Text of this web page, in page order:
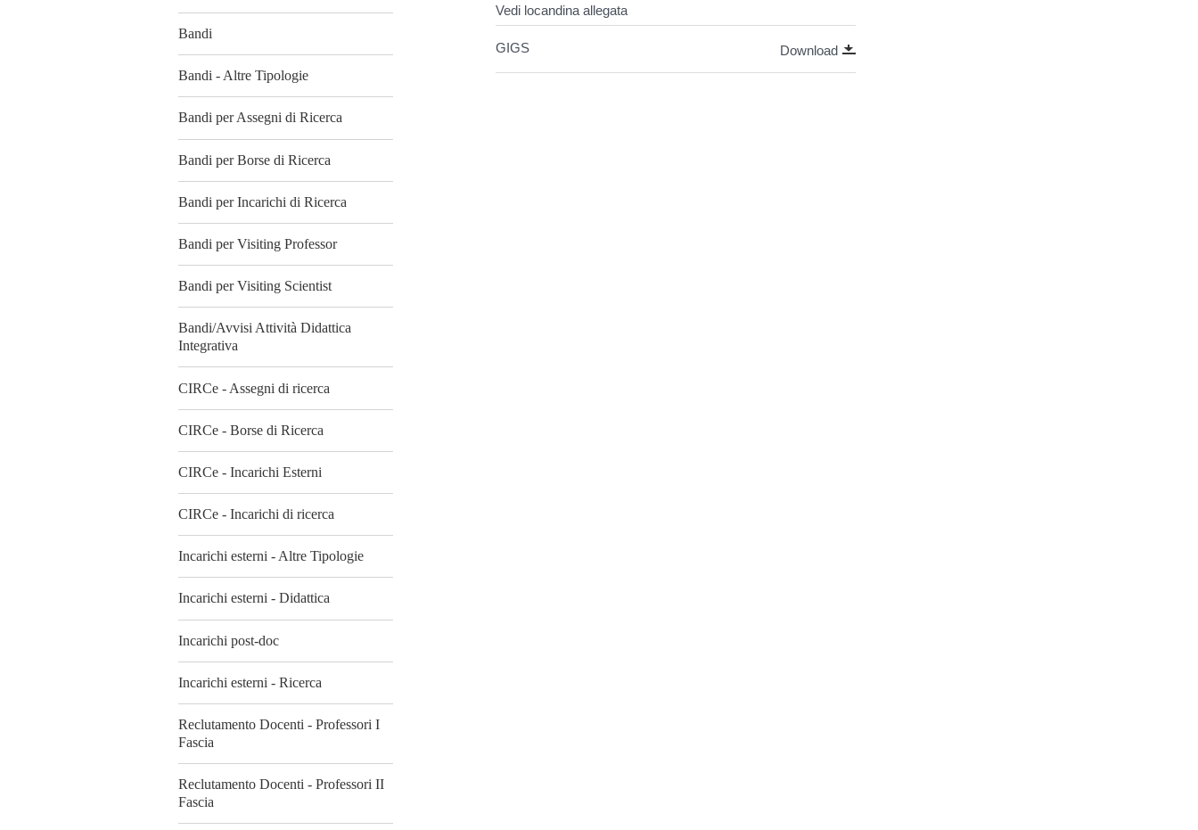
Bandi
Bandi - Altre Tipologie
Bandi per Assegni di Ricerca
Bandi per Borse di Ricerca
Bandi per Incarichi di Ricerca
Bandi per Visiting Professor
Bandi per Visiting Scientist
Bandi/Avvisi Attività Didattica
Integrativa
CIRCe - Assegni di ricerca
CIRCe - Borse di Ricerca
CIRCe - Incarichi Esterni
CIRCe - Incarichi di ricerca
Incarichi esterni - Altre Tipologie
Incarichi esterni - Didattica
Incarichi post-doc
Incarichi esterni - Ricerca
Reclutamento Docenti - Professori I
Fascia
Reclutamento Docenti - Professori II
Fascia
Vedi locandina allegata
GIGS Download